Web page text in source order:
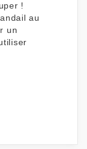
!
au
un